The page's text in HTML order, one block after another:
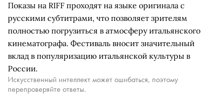
Показы на RIFF проходят на языке оригинала с
русскими субтитрами, что позволяет зрителям
полностью погрузиться в атмосферу итальянского
кинематографа. Фестиваль вносит значительный
вклад в популяризацию итальянской культуры в
России.
Искусственный интеллект может ошибаться, поэтому
перепроверяйте ответы.